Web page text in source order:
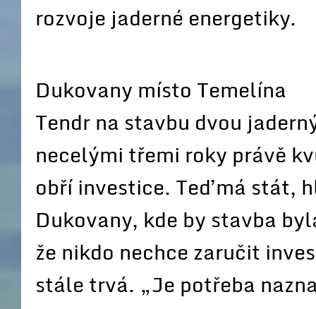
rozvoje jaderné energetiky.
Dukovany místo Temelína
Tendr na stavbu dvou
necelými třemi roky právě
obří investice. Teď má stát,
Dukovany, kde by stavba
že nikdo nechce zaručit
stále trvá. „Je potřeba